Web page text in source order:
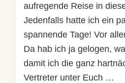
aufregende Reise in
Jedenfalls hatte ich ein
spannende Tage! Vor
Da hab ich ja gelogen,
damit ich die ganz
Vertreter unter Euch …